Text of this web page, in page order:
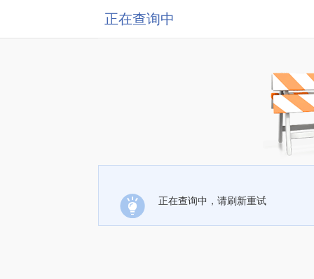
正在查询中
正在查询中，请刷新重试